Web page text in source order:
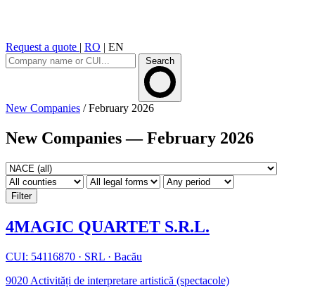
Request a quote | RO | EN
Search
New Companies / February 2026
New Companies — February 2026
Filter
4MAGIC QUARTET S.R.L.
CUI: 54116870 · SRL · Bacău
9020 Activități de interpretare artistică (spectacole)